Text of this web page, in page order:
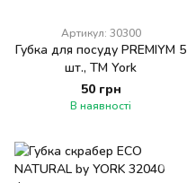
Артикул: 30300
Губка для посуду PREMIYM 5
шт., ТМ York
50 грн
В наявності